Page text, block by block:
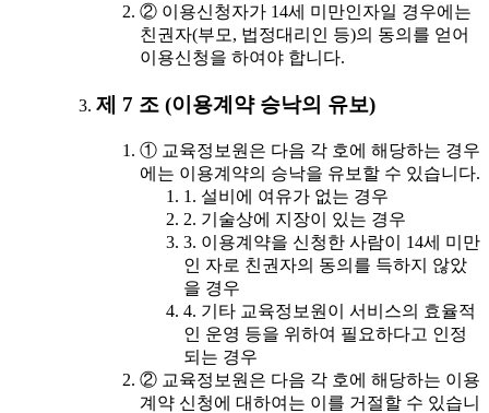
② 이용신청자가 14세 미만인자일 경우에는
친권자(부모, 법정대리인 등)의 동의를 얻어
이용신청을 하여야 합니다.
제 7 조 (이용계약 승낙의 유보)
① 교육정보원은 다음 각 호에 해당하는 경우
에는 이용계약의 승낙을 유보할 수 있습니다.
1. 설비에 여유가 없는 경우
2. 기술상에 지장이 있는 경우
3. 이용계약을 신청한 사람이 14세 미만
인 자로 친권자의 동의를 득하지 않았
을 경우
4. 기타 교육정보원이 서비스의 효율적
인 운영 등을 위하여 필요하다고 인정
되는 경우
② 교육정보원은 다음 각 호에 해당하는 이용
계약 신청에 대하여는 이를 거절할 수 있습니